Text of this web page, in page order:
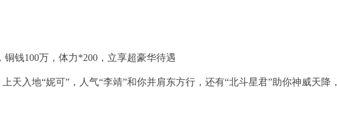
钱100万，体力*200，立享超豪华待遇
天入地“妮可”，人气“李靖”和你并肩东方行，还有“北斗星君”助你神威天降，